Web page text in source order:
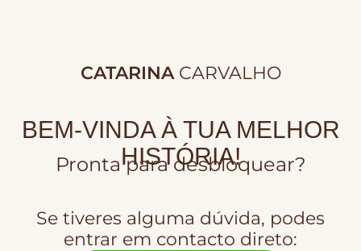
CATARINA CARVALHO
BEM-VINDA À TUA MELHOR
HISTÓRIA!
Pronta para desbloquear?
Se tiveres alguma dúvida, podes
entrar em contacto direto: